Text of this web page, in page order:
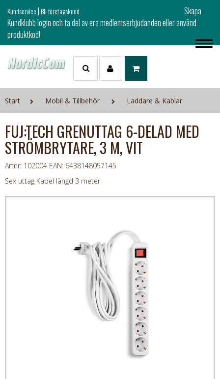
Kundservice|Bli företagskund
Skapa
Kundklubb login och ta del av era medlemserbjudanden eller använd
produktkod!
Start Mobil & Tillbehör Laddare & Kablar
FUJ:TECH GRENUTTAG 6-DELAD MED
STRÖMBRYTARE, 3 M, VIT
Artnr: 102004 EAN: 6438148057145
Sex uttag Kabel längd 3 meter